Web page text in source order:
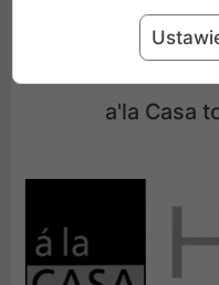
a'la Casa